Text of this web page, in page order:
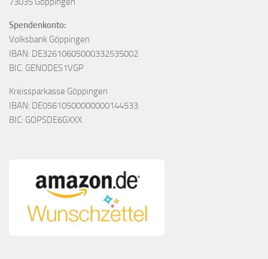
Spendenkonto:
Volksbank Göppingen
IBAN: DE32610605000332535002
BIC: GENODES1VGP
Kreissparkasse Göppingen
IBAN: DE05610500000000144533
BIC: GOPSDE6GXXX